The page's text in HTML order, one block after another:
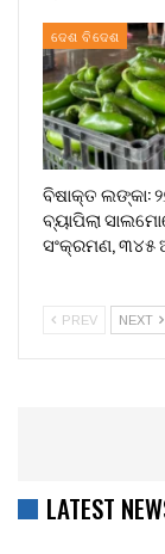
ଦେଶ ବିଦେଶ
ବିଷାକ୍ତ ଲଙ୍କା:
ବ୍ୟାପିଲା
ସଂକ୍ରମଣ, ୩୪୫
PREV NEXT
LATEST